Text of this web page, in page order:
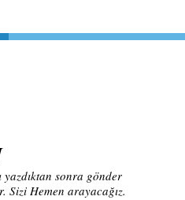
yazdıktan sonra gönder
Sizi Hemen arayacağız.